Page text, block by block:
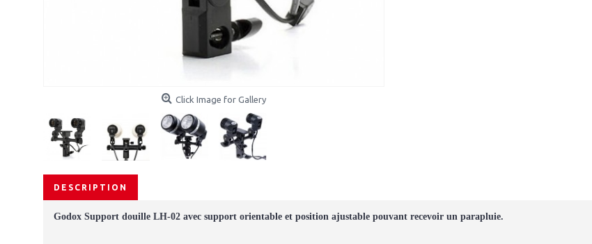
Click Image for Gallery
DESCRIPTION
Godox Support douille LH-02 avec support orientable et position ajustable pouvant recevoir un parapluie.